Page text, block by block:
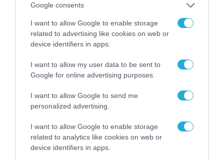
Google consents
I want to allow Google to enable storage
related to advertising like cookies on web or
device identifiers in apps.
I want to allow my user data to be sent to
Google for online advertising purposes.
I want to allow Google to send me
personalized advertising.
I want to allow Google to enable storage
related to analytics like cookies on web or
device identifiers in apps.
ΟΙΚΟΝΟΜΙΑ
myCoast: Πάνω από 1.900